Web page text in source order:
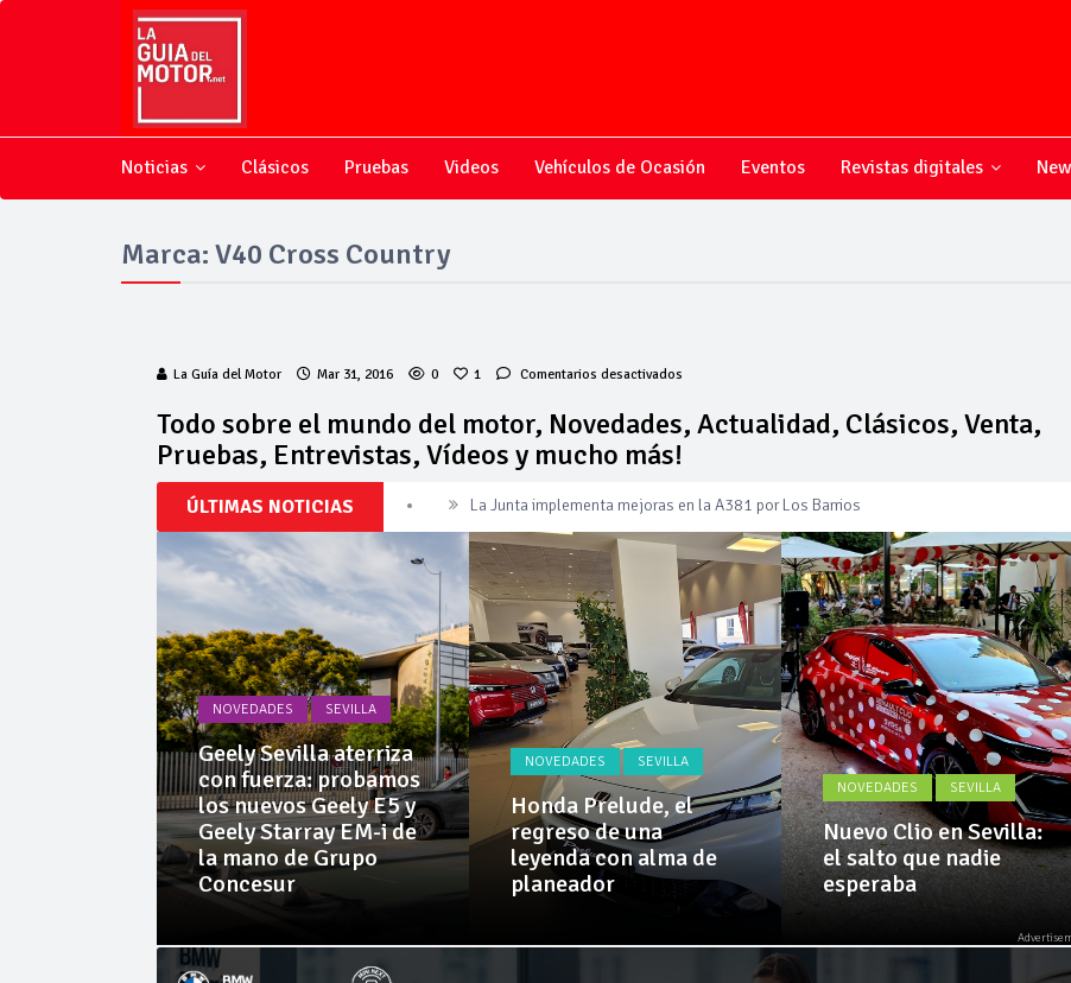
Noticias Clásicos Pruebas Videos Vehículos de Ocasión Eventos Revistas digitales
Marca: V40 Cross Country
La Guía del Motor Mar 31, 2016 0 1 Comentarios desactivadosen
sobre
el
motor,
Novedades,
Actualidad,
Clásicos,
Venta,
Pruebas,
Entrevistas,
Vídeos
y
mucho
más!
Todo sobre el mundo del motor, Novedades, Actualidad, Clásicos, Venta,
Pruebas, Entrevistas, Vídeos y mucho más!
ÚLTIMAS NOTICIAS
La Junta implementa mejoras en la A381 por Los Barrios
Invercar amplía su flota de vehículos de manos de Cadimar
Cárnicas El Alcazar, patrocinador de la 42ª Subida a Vejer
NOVEDADES SEVILLA
Geely Sevilla aterriza
con fuerza: probamos
los nuevos Geely E5 y
Geely Starray EM-i de
la mano de Grupo
Concesur
NOVEDADES SEVILLA
Honda Prelude, el
regreso de una
leyenda con alma de
planeador
NOVEDADES SEVILLA
Nuevo Clio en Sevilla:
el salto que nadie
esperaba